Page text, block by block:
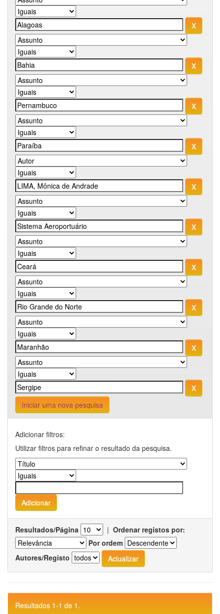
Iniciar uma nova pesquisa
Adicionar filtros:
Utilizar filtros para refinar o resultado da pesquisa.
Resultados/Página | Ordenar registos por:
Por ordem
Autores/Registo
Resultados 1-1 de 1.